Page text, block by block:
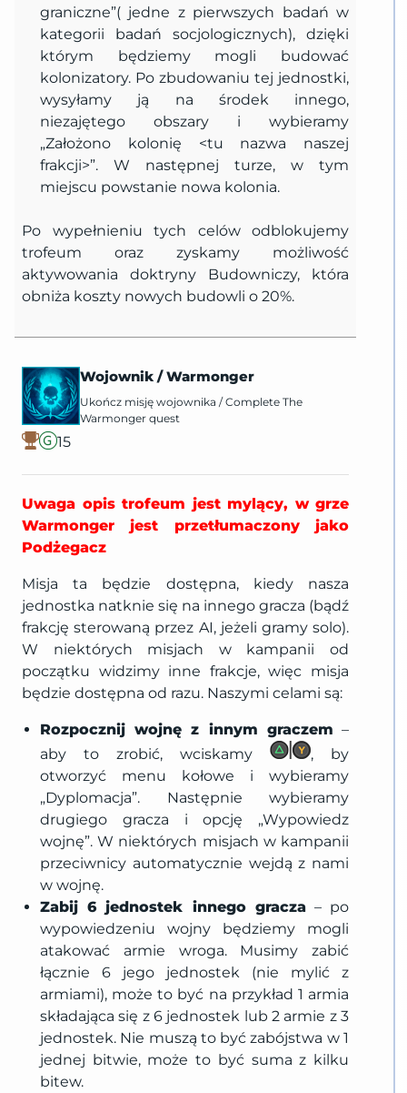
graniczne”( jedne z pierwszych badań w
kategorii badań socjologicznych), dzięki
którym będziemy mogli budować
kolonizatory. Po zbudowaniu tej jednostki,
wysyłamy ją na środek innego,
niezajętego obszary i wybieramy
„Założono kolonię <tu nazwa naszej
frakcji>”. W następnej turze, w tym
miejscu powstanie nowa kolonia.
Po wypełnieniu tych celów odblokujemy
trofeum oraz zyskamy możliwość
aktywowania doktryny Budowniczy, która
obniża koszty nowych budowli o 20%.
15
Wojownik /Warmonger
Ukończ misję wojownika /Complete The
Warmonger quest
Uwaga opis trofeum jest mylący, w grze
Warmonger jest przetłumaczony jako
Podżegacz
Misja ta będzie dostępna, kiedy nasza
jednostka natknie się na innego gracza (bądź
frakcję sterowaną przez AI, jeżeli gramy solo).
W niektórych misjach w kampanii od
początku widzimy inne frakcje, więc misja
będzie dostępna od razu. Naszymi celami są:
Rozpocznij wojnę z innym graczem –
aby to zrobić, wciskamy
, by
otworzyć menu kołowe i wybieramy
„Dyplomacja”. Następnie wybieramy
drugiego gracza i opcję „Wypowiedz
wojnę”. W niektórych misjach w kampanii
przeciwnicy automatycznie wejdą z nami
w wojnę.
Zabij 6 jednostek innego gracza– po
wypowiedzeniu wojny będziemy mogli
atakować armie wroga. Musimy zabić
łącznie 6 jego jednostek (nie mylić z
armiami), może to być na przykład 1 armia
składająca się z 6 jednostek lub 2 armie z 3
jednostek. Nie muszą to być zabójstwa w 1
jednej bitwie, może to być suma z kilku
bitew.